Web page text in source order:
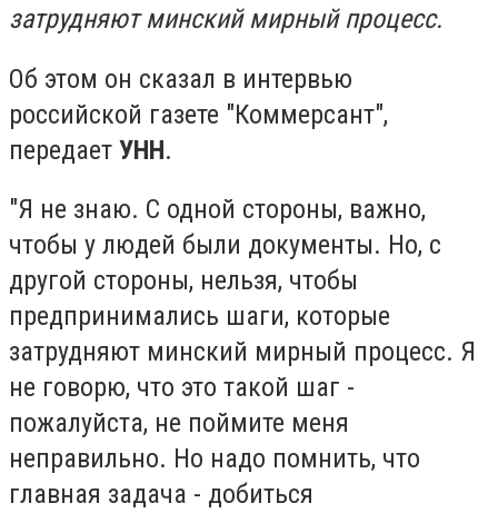
затрудняют минский мирный процесс.
Об этом он сказал в интервью
российской газете "Коммерсант",
передает УНН.
"Я не знаю. С одной стороны, важно,
чтобы у людей были документы. Но, с
другой стороны, нельзя, чтобы
предпринимались шаги, которые
затрудняют минский мирный процесс. Я
не говорю, что это такой шаг -
пожалуйста, не поймите меня
неправильно. Но надо помнить, что
главная задача - добиться